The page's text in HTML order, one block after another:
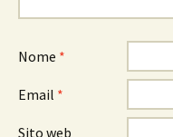
Nome *
Email *
Sito web